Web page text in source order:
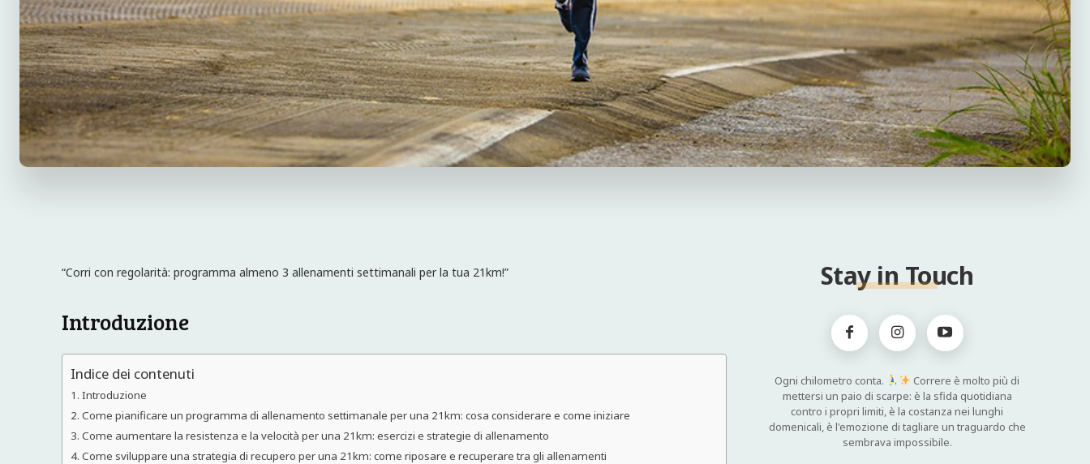
“Corri con regolarità: programma almeno 3 allenamenti settimanali per la tua 21km!”
Introduzione
Indice dei contenuti
Introduzione
Come pianificare un programma di allenamento settimanale per una 21km: cosa considerare e come iniziare
Come aumentare la resistenza e la velocità per una 21km: esercizi e strategie di allenamento
Come sviluppare una strategia di recupero per una 21km: come riposare e recuperare tra gli allenamenti
Stay in Touch
Ogni chilometro conta.
Correre è molto più di
mettersi un paio di scarpe: è la sfida quotidiana
contro i propri limiti, è la costanza nei lunghi
domenicali, è l'emozione di tagliare un traguardo che
sembrava impossibile.